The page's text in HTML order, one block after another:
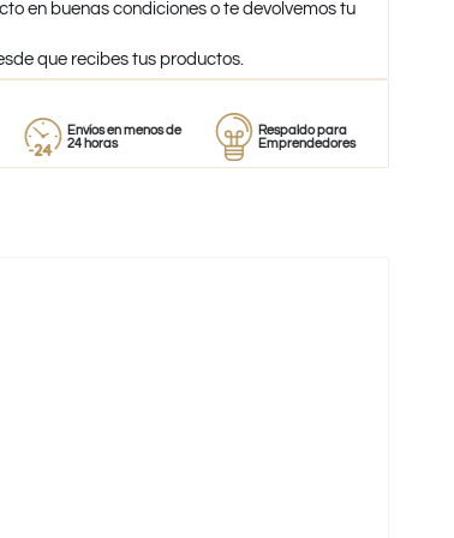
en buenas condiciones o te devolvemos tu
que recibes tus productos.
Envíos en menos de
24 horas
Respaldo para
Emprendedores